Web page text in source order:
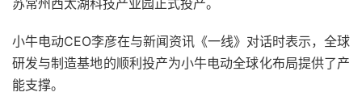
苏常州西太湖科技产业园正式投产。
小牛电动CEO李彦在与新闻资讯《一线》对话时表示，全球
研发与制造基地的顺利投产为小牛电动全球化布局提供了产
能支撑。